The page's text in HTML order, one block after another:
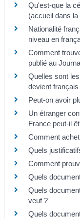
Qu'est-que la
(accueil dans
Nationalité
niveau en
Comment
publié au
Quelles sont
devient français
Peut-on avoir
Un étranger
France peut-il
Comment
Quels
Comment
Quels
Quels
veuf ?
Quels